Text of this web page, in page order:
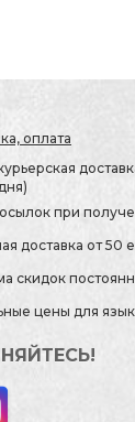
оплата
при
доставка от 50
скидок
цены для